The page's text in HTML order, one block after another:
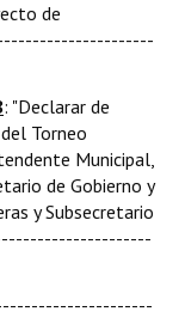
de
: "Declarar de
Torneo
Municipal,
de Gobierno y
y Subsecretario